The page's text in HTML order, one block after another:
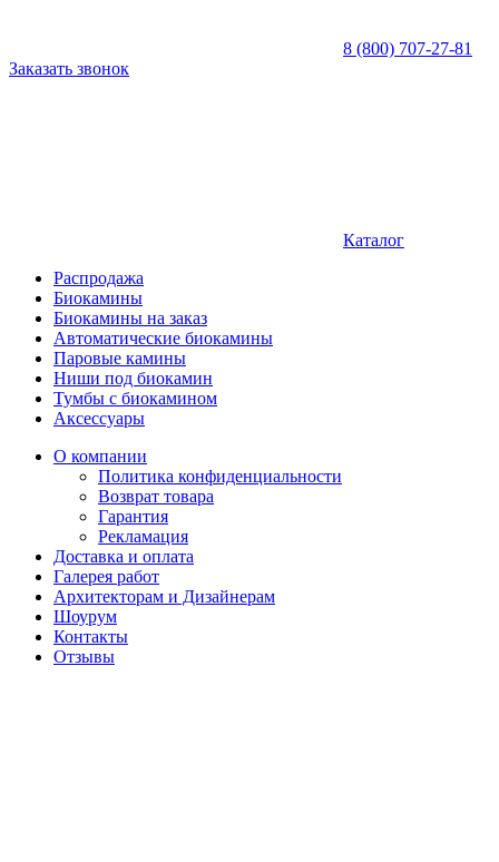
8 (800) 707-27-81
Заказать звонок
Каталог
Распродажа
Биокамины
Биокамины на заказ
Автоматические биокамины
Паровые камины
Ниши под биокамин
Тумбы с биокамином
Аксессуары
О компании
Политика конфиденциальности
Возврат товара
Гарантия
Рекламация
Доставка и оплата
Галерея работ
Архитекторам и Дизайнерам
Шоурум
Контакты
Отзывы